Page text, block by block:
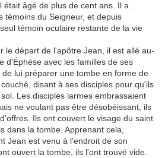
était âgé de plus de cent ans. Il a
témoins du Seigneur, et depuis
témoin oculaire restante de la vie
le départ de l'apôtre Jean, il est allé au-
d'Éphèse avec les familles de ses
lui préparer une tombe en forme de
disant à ses disciples pour qu'ils
Les disciples larmes embrassaient
ne voulant pas être désobéissant, ils
Ils ont couvert le visage du saint
dans la tombe. Apprenant cela,
Jean est venu à l'endroit de son
ouvert la tombe, ils l'ont trouvé vide.